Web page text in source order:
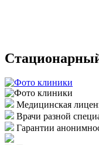
Медицинская
Врачи разной
Гарантии